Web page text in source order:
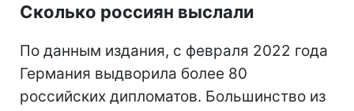
Сколько россиян выслали
По данным издания, с февраля 2022 года
Германия выдворила более 80
российских дипломатов. Большинство из